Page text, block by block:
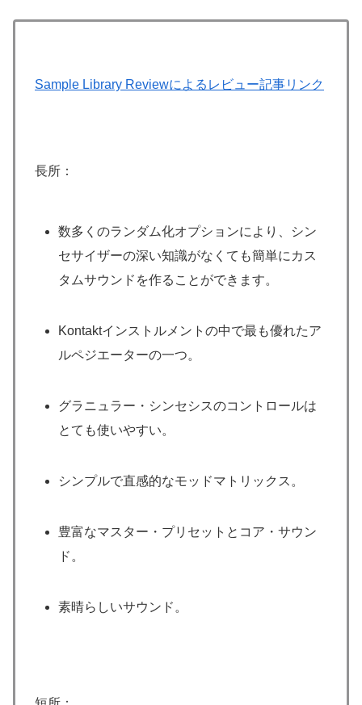
Sample Library Reviewによるレビュー記事リンク
長所：
数多くのランダム化オプションにより、シン
セサイザーの深い知識がなくても簡単にカス
タムサウンドを作ることができます。
Kontaktインストルメントの中で最も優れたア
ルペジエーターの一つ。
グラニュラー・シンセシスのコントロールは
とても使いやすい。
シンプルで直感的なモッドマトリックス。
豊富なマスター・プリセットとコア・サウン
ド。
素晴らしいサウンド。